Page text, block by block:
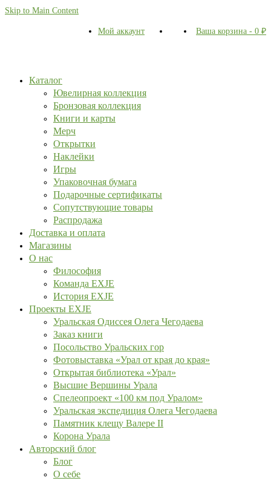
Skip to Main Content
Мой аккаунт Ваша корзина - 0 ₽
Каталог
Ювелирная коллекция
Бронзовая коллекция
Книги и карты
Мерч
Открытки
Наклейки
Игры
Упаковочная бумага
Подарочные сертификаты
Сопутствующие товары
Распродажа
Доставка и оплата
Магазины
О нас
Философия
Команда EXJE
История EXJE
Проекты EXJE
Уральская Одиссея Олега Чегодаева
Заказ книги
Посольство Уральских гор
Фотовыставка «Урал от края до края»
Открытая библиотека «Урал»
Высшие Вершины Урала
Спелеопроект «100 км под Уралом»
Уральская экспедиция Олега Чегодаева
Памятник клещу Валере II
Корона Урала
Авторский блог
Блог
О себе